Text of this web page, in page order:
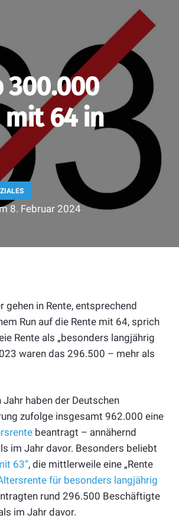
300.000
64 in
8. Februar 2024
gehen in Rente, entsprechend
Run auf die Rente mit 64, sprich
Rente als „besonders langjährig
waren das 296.500 – mehr als
Jahr haben der Deutschen
zufolge insgesamt 962.000 eine
beantragt – annähernd
im Jahr davor. Besonders beliebt
63“, die mittlerweile eine „Rente
für besonders langjährig
rund 296.500 Beschäftigte
im Jahr davor.